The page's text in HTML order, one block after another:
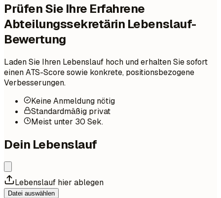
Prüfen Sie Ihre Erfahrene
Abteilungssekretärin Lebenslauf-
Bewertung
Laden Sie Ihren Lebenslauf hoch und erhalten Sie sofort
einen ATS-Score sowie konkrete, positionsbezogene
Verbesserungen.
Keine Anmeldung nötig
Standardmäßig privat
Meist unter 30 Sek.
Dein Lebenslauf
Lebenslauf hier ablegen
Datei auswählen